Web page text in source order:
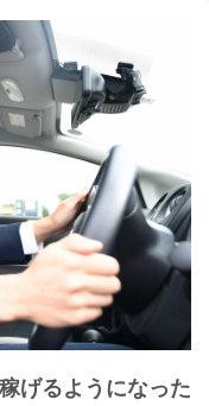
げるようになった